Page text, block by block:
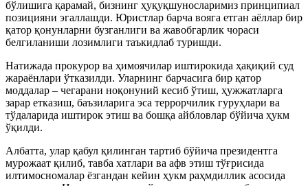
бўлишига қарамай, бизнинг ҳуқуқшуносларимиз принципиал
позицияни эгаллашди. Юристлар барча вояга етган аёллар бир
қатор қонунларни бузганлиги ва жавобгарлик чораси
белгиланиши лозимлиги таъкидлаб туришди.
Натижада прокурор ва ҳимоячилар иштирокида ҳақиқий суд
жараёнлари ўтказилди. Уларнинг барчасига бир қатор
моддалар – чегарани ноқонуний кесиб ўтиш, ҳужжатларга
зарар етказиш, баъзиларига эса террорчилик гуруҳлари ва
тўдаларида иштирок этиш ва бошқа айбловлар бўйича ҳукм
ўқилди.
Албатта, улар қабул қилинган тартиб бўйича президентга
мурожаат қилиб, тавба хатлари ва афв этиш тўғрисида
илтимосномалар ёзгандан кейин ҳукм раҳмдиллик асосида